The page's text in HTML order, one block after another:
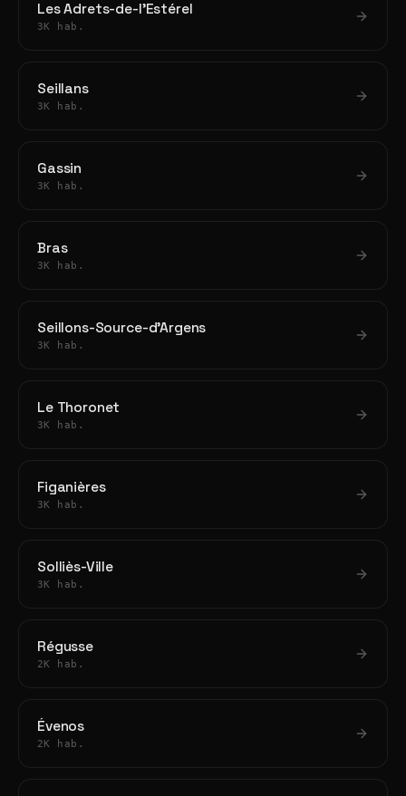
Les Adrets-de-l'Estérel
3K hab.
Seillans
3K hab.
Gassin
3K hab.
Bras
3K hab.
Seillons-Source-d'Argens
3K hab.
Le Thoronet
3K hab.
Figanières
3K hab.
Solliès-Ville
3K hab.
Régusse
2K hab.
Évenos
2K hab.